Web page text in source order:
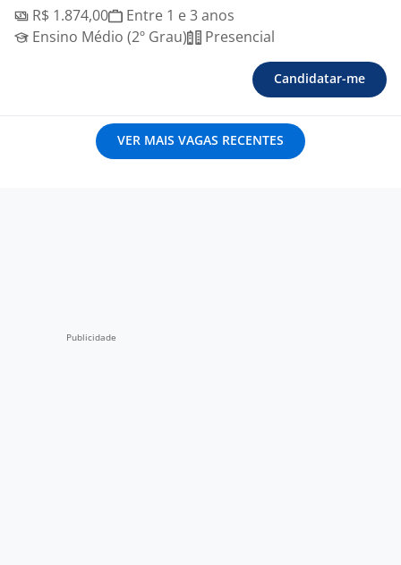
R$ 1.874,00
Entre 1 e 3 anos
Ensino Médio (2º Grau)
Presencial
Candidatar-me
VER MAIS VAGAS RECENTES